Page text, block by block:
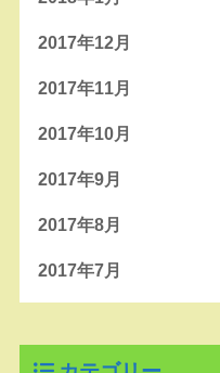
2017年12月
2017年11月
2017年10月
2017年9月
2017年8月
2017年7月